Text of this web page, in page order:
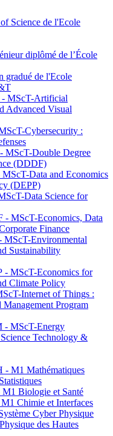
Science de l'Ecole
diplômé de l’École
gradué de l'Ecole
MScT-Artificial
Advanced Visual
Cybersecurity :
MScT-Double Degree
(DDDF)
Data and Economics
(DEPP)
Data Science for
MScT-Economics, Data
Finance
MScT-Environmental
Sustainability
- MScT-Economics for
Climate Policy
Internet of Things :
Program
- MScT-Energy
Technology &
M1 Mathématiques
Biologie et Santé
Chimie et Interfaces
Cyber Physique
des Hautes